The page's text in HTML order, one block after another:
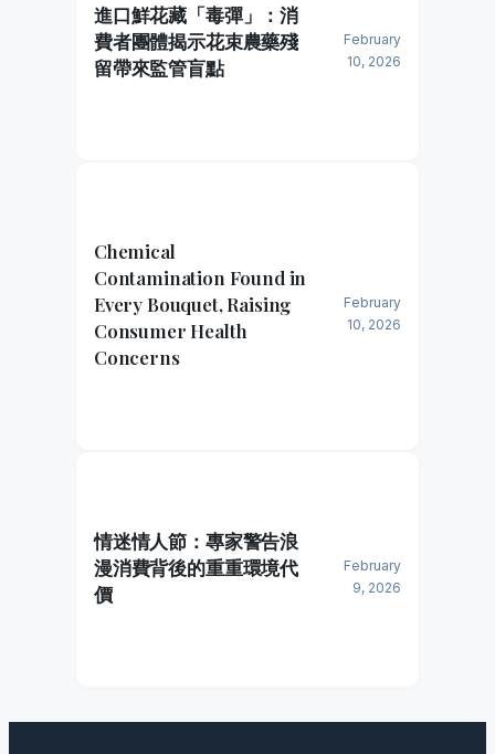
進口鮮花藏「毒彈」：消
費者團體揭示花束農藥殘
留帶來監管盲點
February
10, 2026
Chemical
Contamination Found in
Every Bouquet, Raising
Consumer Health
Concerns
February
10, 2026
情迷情人節：專家警告浪
漫消費背後的重重環境代
價
February
9, 2026